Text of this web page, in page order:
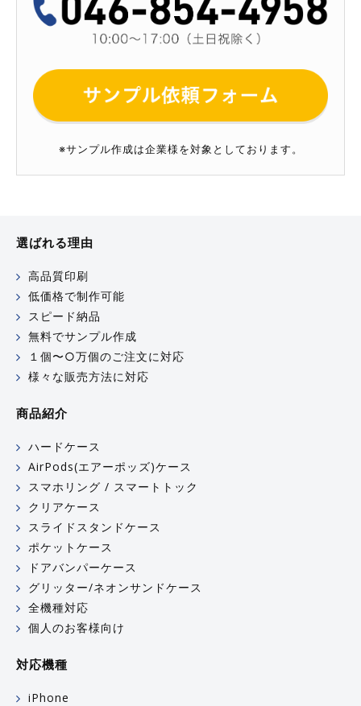
※サンプル作成は企業様を対象としております。
選ばれる理由
高品質印刷
低価格で制作可能
スピード納品
無料でサンプル作成
１個〜○万個のご注文に対応
様々な販売方法に対応
商品紹介
ハードケース
AirPods(エアーポッズ)ケース
スマホリング / スマートトック
クリアケース
スライドスタンドケース
ポケットケース
ドアバンパーケース
グリッター/ネオンサンドケース
全機種対応
個人のお客様向け
対応機種
iPhone